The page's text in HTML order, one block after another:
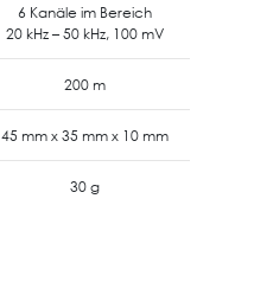
6 Kanäle im Bereich
20 kHz – 50 kHz, 100 mV
200 m
45 mm x 35 mm x 10 mm
30 g